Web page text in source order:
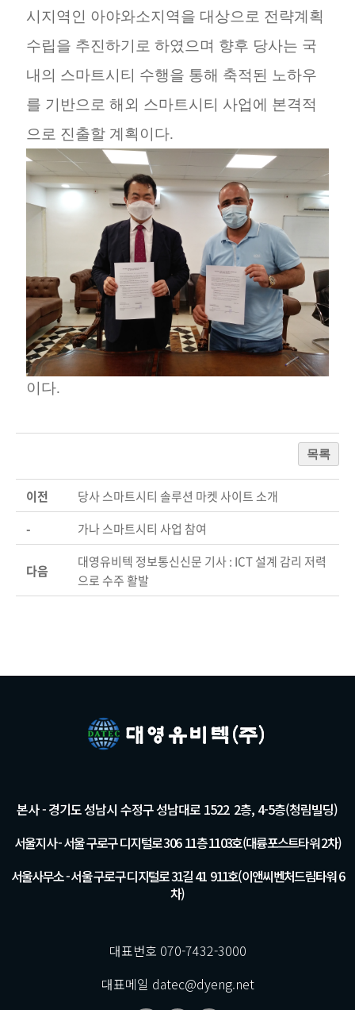
시지역인 아야와소지역을 대상으로 전략계획
수립을 추진하기로 하였으며 향후 당사는 국
내의 스마트시티 수행을 통해 축적된 노하우
를 기반으로 해외 스마트시티 사업에 본격적
으로 진출할 계획이다.
이다.
목록
이전
당사 스마트시티 솔루션 마켓 사이트 소개
-
가나 스마트시티 사업 참여
다음
대영유비텍 정보통신신문 기사 : ICT 설계 감리 저력
으로 수주 활발
본사 - 경기도 성남시 수정구 성남대로 1522 2층, 4-5층(청림빌딩)
서울지사 - 서울 구로구 디지털로 306 11층 1103호(대륭포스트타워 2차)
서울사무소 - 서울 구로구 디지털로 31길 41 911호(이앤씨벤처드림타워 6
차)
대표번호 070-7432-3000
대표메일 datec@dyeng.net